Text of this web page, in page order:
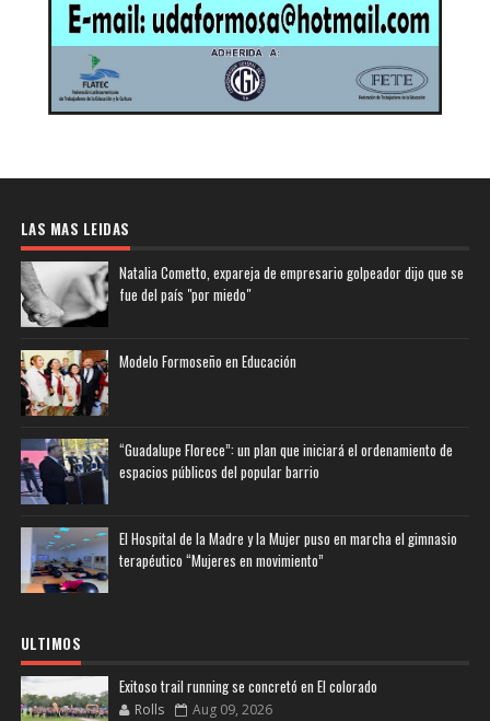
LAS MAS LEIDAS
Natalia Cometto, expareja de empresario golpeador dijo que se
fue del país "por miedo"
Modelo Formoseño en Educación
“Guadalupe Florece”: un plan que iniciará el ordenamiento de
espacios públicos del popular barrio
El Hospital de la Madre y la Mujer puso en marcha el gimnasio
terapéutico “Mujeres en movimiento”
ULTIMOS
Exitoso trail running se concretó en El colorado
Rolls Aug 09, 2026